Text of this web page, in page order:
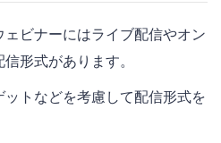
ェビナーにはライブ配信やオン
形式があります。
トなどを考慮して配信形式を